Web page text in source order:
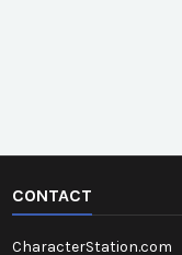
CONTACT
CharacterStation.com